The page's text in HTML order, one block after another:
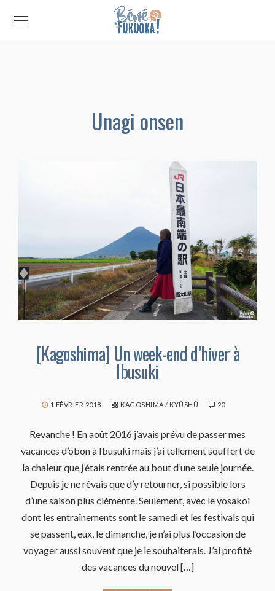
Unagi onsen
[Kagoshima] Un week-end d’hiver à
Ibusuki
1 FÉVRIER 2018 KAGOSHIMA / KYÛSHÛ 20
Revanche ! En août 2016 j’avais prévu de passer mes
vacances d’obon à Ibusuki mais j’ai tellement souffert de
la chaleur que j’étais rentrée au bout d’une seule journée.
Depuis je ne rêvais que d’y retourner, si possible lors
d’une saison plus clémente. Seulement, avec le yosakoi
dont les entraînements sont le samedi et les festivals qui
se passent, eux, le dimanche, je n’ai plus l’occasion de
voyager aussi souvent que je le souhaiterais. J’ai profité
des vacances du nouvel […]